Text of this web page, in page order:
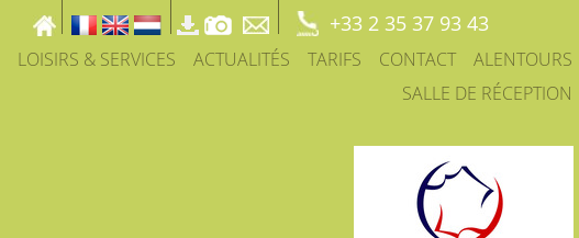
+33 2 35 37 93 43
LOISIRS & SERVICES ACTUALITÉS TARIFS CONTACT
ALENTOURS
SALLE DE RÉCEPTION